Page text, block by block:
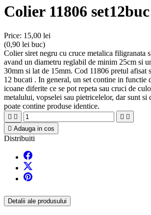
Colier 11806 set12buc
Price: 15,00 lei
(0,90 lei buc)
Colier siret negru cu cruce metalica filigranata
avand un diametru reglabil de minim 25cm si
30mm si lat de 15mm. Cod 11806 pretul afisat
12 bucati . In general, un set contine in functie
icoane diferite ce se pot repeta sau cruci de
metalului, vopselei sau pietricelelor, dar sunt si
poate contine produse identice.
   
 Adauga in cos
Distribuiti
Detalii ale produsului